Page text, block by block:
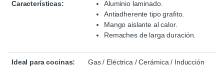
Características:
Aluminio laminado.
Antiadherente tipo grafito.
Mango aislante al calor.
Remaches de larga duración.
Ideal para cocinas: Gas / Eléctrica / Cerámica / Inducción